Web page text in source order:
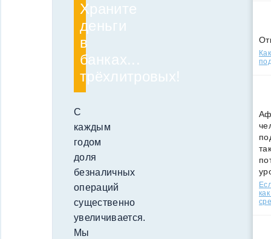
Храните
деньги
в
банках...
трёхлитровых!
С
каждым
годом
доля
безналичных
операций
существенно
увеличивается.
Мы